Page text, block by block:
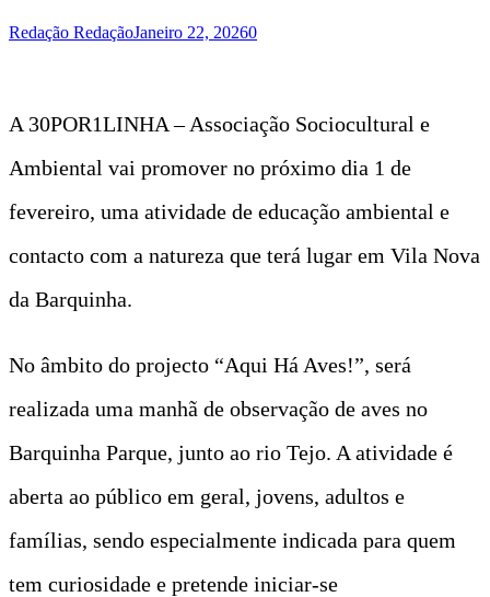
Redação RedaçãoJaneiro 22, 20260
A 30POR1LINHA – Associação Sociocultural e
Ambiental vai promover no próximo dia 1 de
fevereiro, uma atividade de educação ambiental e
contacto com a natureza que terá lugar em Vila Nova
da Barquinha.
No âmbito do projecto “Aqui Há Aves!”, será
realizada uma manhã de observação de aves no
Barquinha Parque, junto ao rio Tejo. A atividade é
aberta ao público em geral, jovens, adultos e
famílias, sendo especialmente indicada para quem
tem curiosidade e pretende iniciar-se